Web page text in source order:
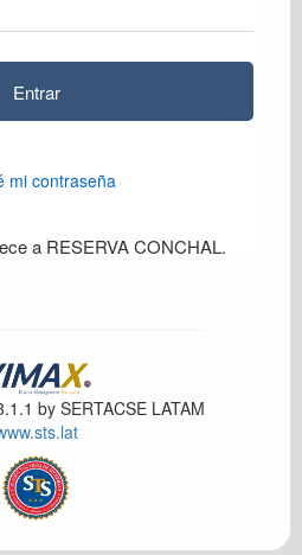
a RESERVA CONCHAL.
by SERTACSE LATAM